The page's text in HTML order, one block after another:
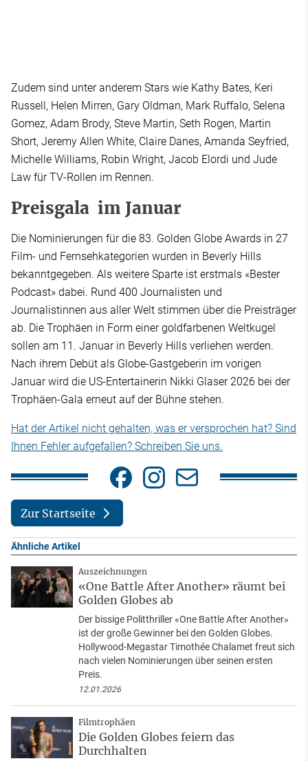
Zudem sind unter anderem Stars wie Kathy Bates, Keri
Russell, Helen Mirren, Gary Oldman, Mark Ruffalo, Selena
Gomez, Adam Brody, Steve Martin, Seth Rogen, Martin
Short, Jeremy Allen White, Claire Danes, Amanda Seyfried,
Michelle Williams, Robin Wright, Jacob Elordi und Jude
Law für TV-Rollen im Rennen.
Preisgala im Januar
Die Nominierungen für die 83. Golden Globe Awards in 27
Film- und Fernsehkategorien wurden in Beverly Hills
bekanntgegeben. Als weitere Sparte ist erstmals «Bester
Podcast» dabei. Rund 400 Journalisten und
Journalistinnen aus aller Welt stimmen über die Preisträger
ab. Die Trophäen in Form einer goldfarbenen Weltkugel
sollen am 11. Januar in Beverly Hills verliehen werden.
Nach ihrem Debüt als Globe-Gastgeberin im vorigen
Januar wird die US-Entertainerin Nikki Glaser 2026 bei der
Trophäen-Gala erneut auf der Bühne stehen.
Hat der Artikel nicht gehalten, was er versprochen hat? Sind
Ihnen Fehler aufgefallen? Schreiben Sie uns.
Zur Startseite
Ähnliche Artikel
Auszeichnungen
«One Battle After Another» räumt bei
Golden Globes ab
Der bissige Politthriller «One Battle After Another»
ist der große Gewinner bei den Golden Globes.
Hollywood-Megastar Timothée Chalamet freut sich
nach vielen Nominierungen über seinen ersten
Preis.
12.01.2026
Filmtrophäen
Die Golden Globes feiern das
Durchhalten